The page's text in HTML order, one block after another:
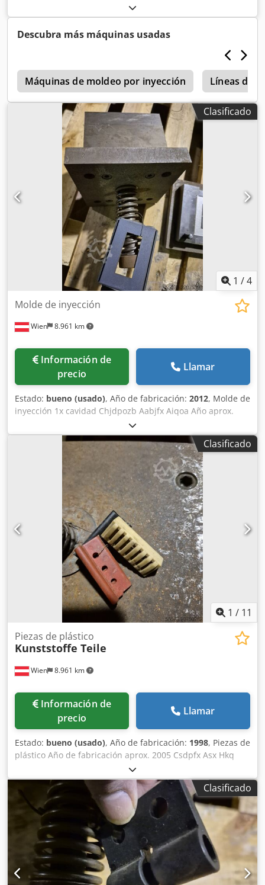
Descubra más máquinas usadas
Máquinas de moldeo por inyección Líneas de
Clasificado
1 /4
Wien 8.961 km
Molde de inyección
Información de
precio
Llamar
Estado: bueno (usado), Año de fabricación: 2012, Molde de
inyección 1x cavidad Chjdpozb Aabjfx Aiqoa Año aprox.
Clasificado
1 / 11
Wien 8.961 km
Piezas de plástico
Kunststoffe Teile
Información de
precio
Llamar
Estado: bueno (usado), Año de fabricación: 1998, Piezas de
plástico Año de fabricación aprox. 2005 Csdpfx Asx Hkq
Tsiqsha 8x cavidades (cavities)
Clasificado